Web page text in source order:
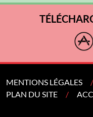
MENTIONS LÉGALES
PLAN DU SITE